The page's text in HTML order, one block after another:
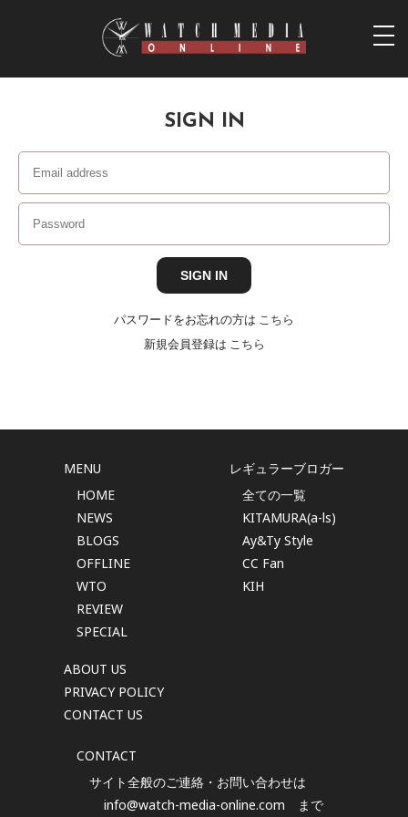
SIGN IN
パスワードをお忘れの方は こちら
新規会員登録は こちら
MENU
HOME
NEWS
BLOGS
OFFLINE
WTO
REVIEW
SPECIAL
ABOUT US
PRIVACY POLICY
CONTACT US
レギュラーブロガー
全ての一覧
KITAMURA(a-ls)
Ay&Ty Style
CC Fan
KIH
CONTACT
サイト全般のご連絡・お問い合わせは
info@watch-media-online.com まで